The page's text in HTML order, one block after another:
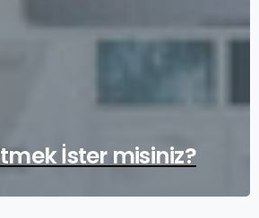
İster misiniz?